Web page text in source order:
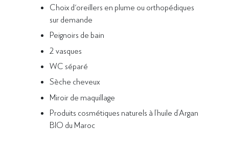
Choix d'oreillers en plume ou orthopédiques
sur demande
Peignoirs de bain
2 vasques
WC séparé
Sèche cheveux
Miroir de maquillage
Produits cosmétiques naturels à l’huile d’Argan
BIO du Maroc